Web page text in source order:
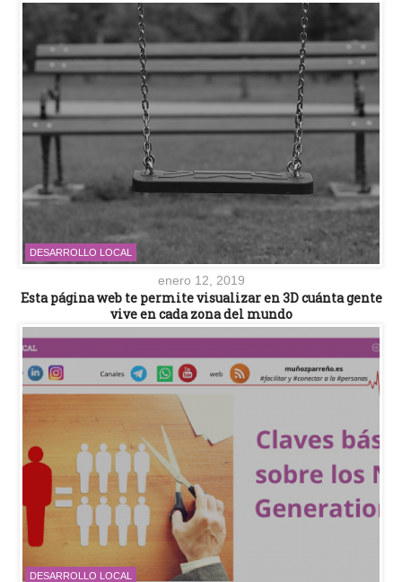
DESARROLLO LOCAL
enero 12, 2019
Esta página web te permite visualizar en 3D cuánta gente
vive en cada zona del mundo
DESARROLLO LOCAL